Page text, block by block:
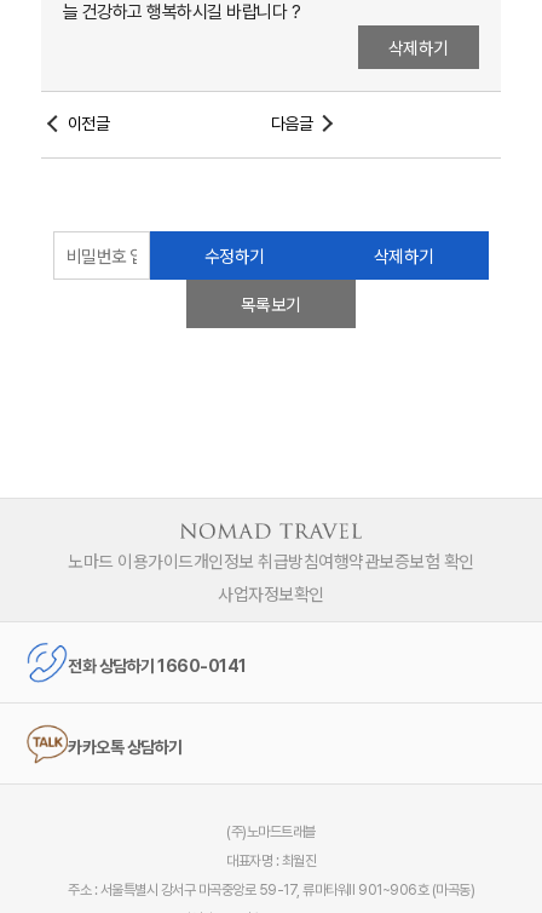
늘 건강하고 행복하시길 바랍니다 ?
삭제하기
이전글 다음글
수정하기
삭제하기
목록보기
노마드 이용가이드개인정보 취급방침여행약관보증보험 확인
사업자정보확인
전화 상담하기 1660-0141
카카오톡 상담하기
(주)노마드트래블
대표자명 : 최월진
주소 : 서울특별시 강서구 마곡중앙로 59-17, 류마타워Ⅱ 901~906호 (마곡동)